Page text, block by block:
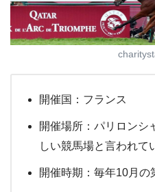
開催国：フランス
開催場所：パリロンシ
しい競馬場と言われて
開催時期：毎年10月